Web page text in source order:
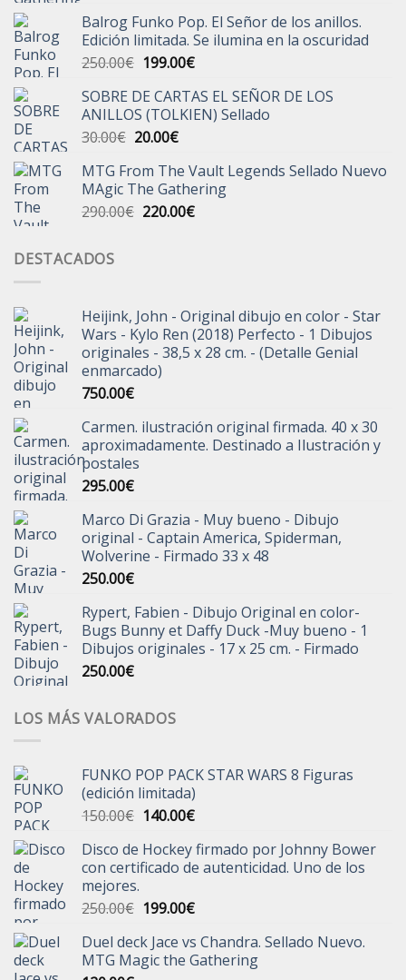
original
era:
25.00€.
actual
es:
19.99€.
Balrog Funko Pop. El Señor de los anillos.
Edición limitada. Se ilumina en la oscuridad
250.00€ El
original
era:
250.00€.
199.00€El
actual
es:
SOBRE DE CARTAS EL SEÑOR DE LOS
ANILLOS (TOLKIEN) Sellado
30.00€ El
original
era:
30.00€.
20.00€El
actual
es:
20.00€.
MTG From The Vault Legends Sellado Nuevo
MAgic The Gathering
290.00€ El
220.00€El
DESTACADOS
Heijink, John - Original dibujo en color - Star
Wars - Kylo Ren (2018) Perfecto - 1 Dibujos
originales - 38,5 x 28 cm. - (Detalle Genial
enmarcado)
750.00€
Carmen. ilustración original firmada. 40 x 30
aproximadamente. Destinado a Ilustración y
postales
295.00€
Marco Di Grazia - Muy bueno - Dibujo
original - Captain America, Spiderman,
Wolverine - Firmado 33 x 48
250.00€
Rypert, Fabien - Dibujo Original en color-
Bugs Bunny et Daffy Duck -Muy bueno - 1
Dibujos originales - 17 x 25 cm. - Firmado
250.00€
LOS MÁS VALORADOS
FUNKO POP PACK STAR WARS 8 Figuras
(edición limitada)
150.00€ El
original
era:
140.00€El
actual
es:
Disco de Hockey firmado por Johnny Bower
con certificado de autenticidad. Uno de los
mejores.
250.00€ El
original
era:
199.00€El
actual
es:
Duel deck Jace vs Chandra. Sellado Nuevo.
MTG Magic the Gathering